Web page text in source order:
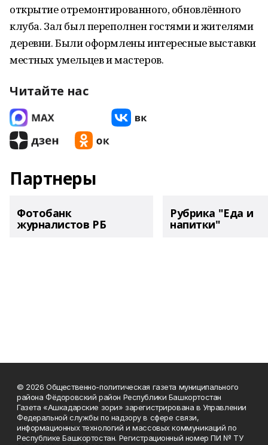
открытие отремонтированного, обновлённого
клуба. Зал был переполнен гостями и жителями
деревни. Были оформлены интересные выставки
местных умельцев и мастеров.
Читайте нас
Партнеры
Фотобанк
журналистов РБ
Рубрика "Еда и
напитки"
© 2026 Общественно-политическая газета муниципального
района Фёдоровский район Республики Башкортостан
Газета «Ашкадарские зори» зарегистрирована в Управлении
Федеральной службы по надзору в сфере связи,
информационных технологий и массовых коммуникаций по
Республике Башкортостан. Регистрационный номер ПИ № ТУ